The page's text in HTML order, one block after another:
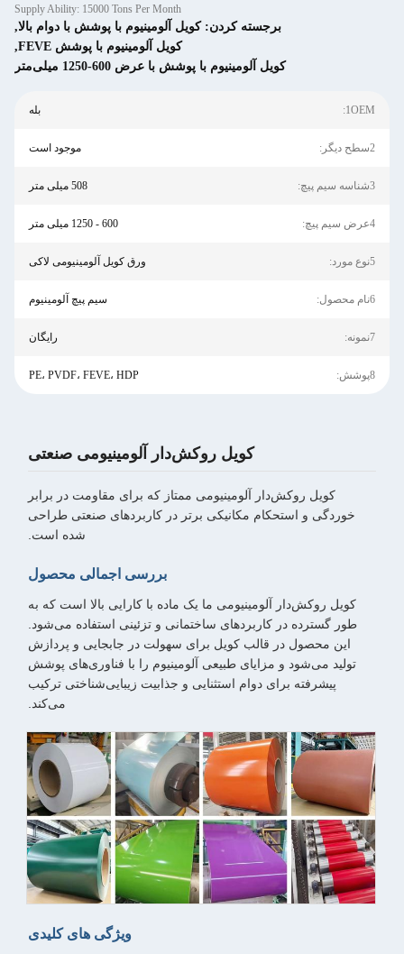
Supply Ability: 15000 Tons Per Month
برجسته کردن:کویل آلومینیوم با پوشش با دوام بالا,
کویل آلومینیوم با پوشش FEVE
,
کویل آلومینیوم با پوشش با عرض 600-1250 میلی‌متر
1OEM: بله
2سطح دیگر: موجود است
3شناسه سیم پیچ: 508 میلی متر
4عرض سیم پیچ: 600 - 1250 میلی متر
5نوع مورد: ورق کویل آلومینیومی لاکی
6نام محصول: سیم پیچ آلومینیوم
7نمونه: رایگان
8پوشش: PE، PVDF، FEVE، HDP
کویل روکش‌دار آلومینیومی صنعتی
کویل روکش‌دار آلومینیومی ممتاز که برای مقاومت در برابر
خوردگی و استحکام مکانیکی برتر در کاربردهای صنعتی طراحی
شده است.
بررسی اجمالی محصول
کویل روکش‌دار آلومینیومی ما یک ماده با کارایی بالا است که به
طور گسترده در کاربردهای ساختمانی و تزئینی استفاده می‌شود.
این محصول در قالب کویل برای سهولت در جابجایی و پردازش
تولید می‌شود و مزایای طبیعی آلومینیوم را با فناوری‌های پوشش
پیشرفته برای دوام استثنایی و جذابیت زیبایی‌شناختی ترکیب
می‌کند.
ویژگی های کلیدی